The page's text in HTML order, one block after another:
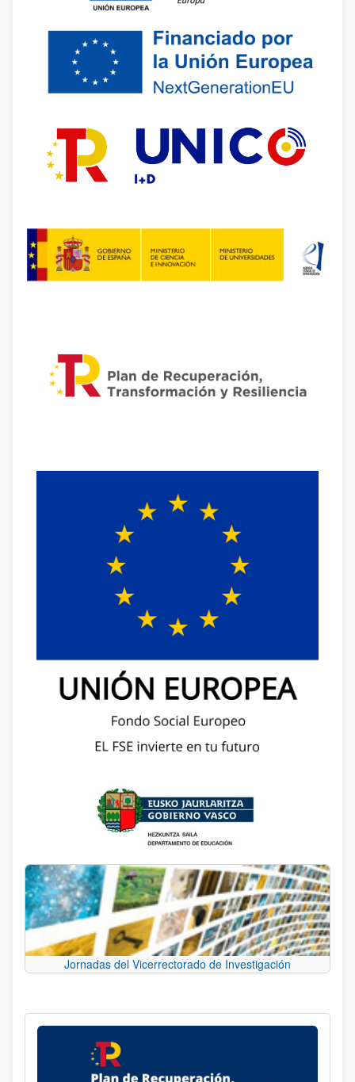
Jornadas del Vicerrectorado de Investigación